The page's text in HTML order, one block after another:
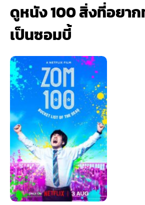
ดูหนัง 100 สิ่งที่อยาก
เป็นซอมบี้